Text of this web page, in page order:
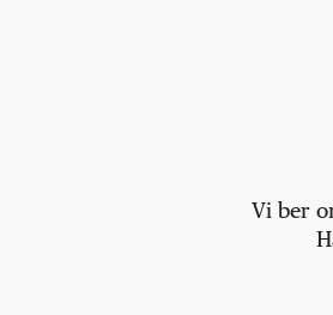
Vi ber